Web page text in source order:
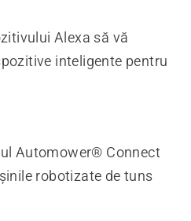
Alexa să vă
inteligente pentru
Automower® Connect
robotizate de tuns